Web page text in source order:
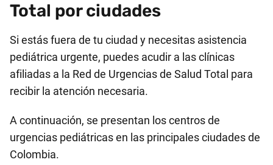
Total por ciudades
Si estás fuera de tu ciudad y necesitas asistencia
pediátrica urgente, puedes acudir a las clínicas
afiliadas a la Red de Urgencias de Salud Total para
recibir la atención necesaria.
A continuación, se presentan los centros de
urgencias pediátricas en las principales ciudades de
Colombia.